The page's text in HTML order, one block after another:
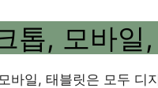
톱, 모바일
바일, 태블릿은 모두 디